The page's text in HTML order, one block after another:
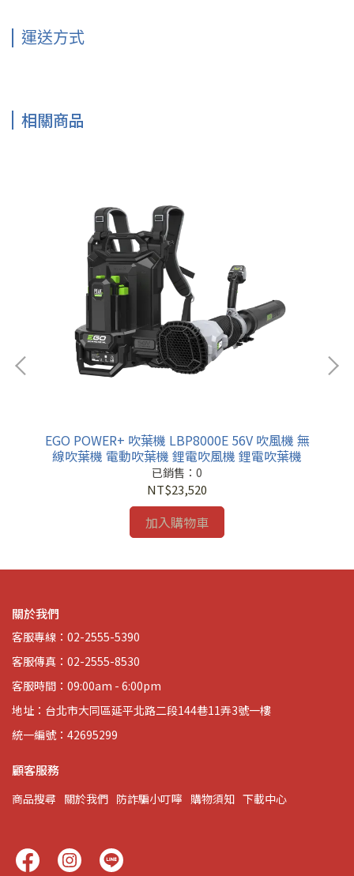
運送方式
相關商品
EGO POWER+ 吹葉機 LBP8000E 56V 吹風機 無
線吹葉機 電動吹葉機 鋰電吹風機 鋰電吹葉機
已銷售：0
NT$23,520
加入購物車
關於我們
客服專線：02-2555-5390
客服傳真：02-2555-8530
客服時間：09:00am - 6:00pm
地址：台北市大同區延平北路二段144巷11弄3號一樓
統一編號：42695299
顧客服務
商品搜尋 關於我們 防詐騙小叮嚀 購物須知 下載中心